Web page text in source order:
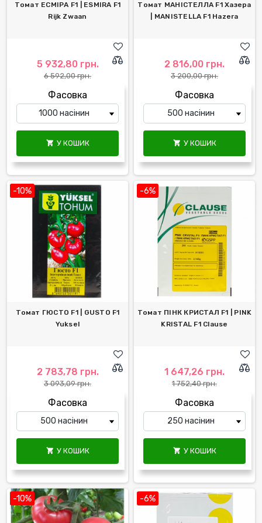
Томат ЕСМІРА F1 | ESMIRA F1
Rijk Zwaan
5 932,80 грн.
6 592,00 грн.
Фасовка
 У КОШИК
Томат МАНІСТЕЛЛА F1 Хазера
| MANISTELLA F1 Hazera
2 816,00 грн.
3 200,00 грн.
Фасовка
 У КОШИК
-10%
Томат ГЮСТО F1 | GUSTO F1
Yuksel
2 783,78 грн.
3 093,09 грн.
Фасовка
 У КОШИК
-6%
Томат ПІНК КРИСТАЛ F1 | PINK
KRISTAL F1 Clause
1 647,26 грн.
1 752,40 грн.
Фасовка
 У КОШИК
-10% -6%